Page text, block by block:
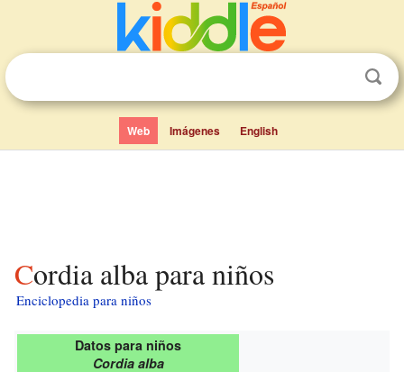
Web Imágenes English
Cordia alba para niños
Enciclopedia para niños
Datos para niños
Cordia alba